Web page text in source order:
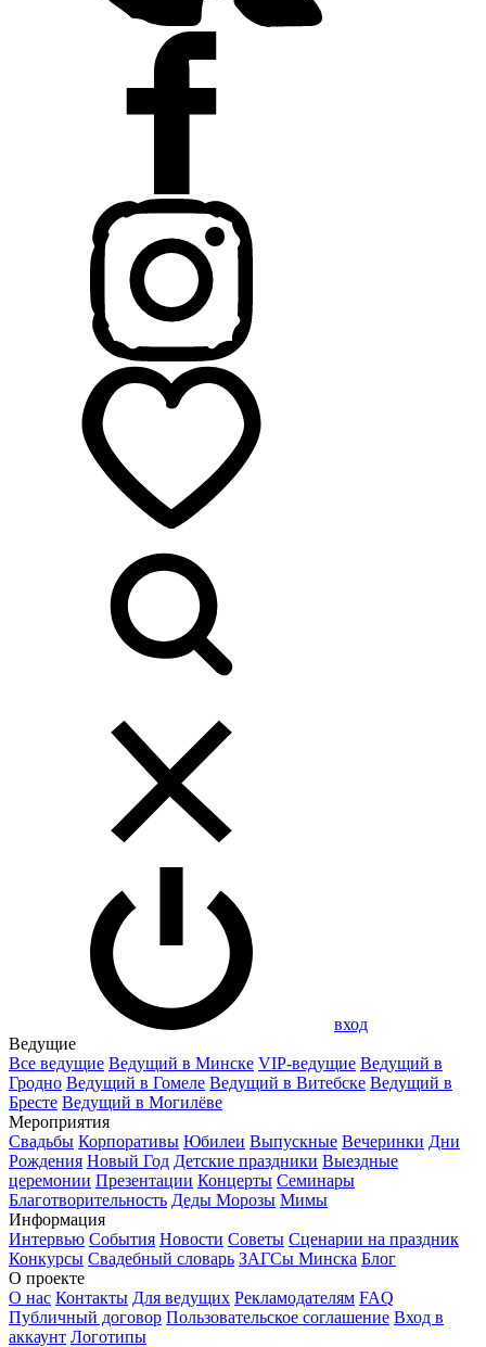
вход
Ведущие
Все ведущие Ведущий в Минске VIP-ведущие Ведущий в
Гродно Ведущий в Гомеле Ведущий в Витебске Ведущий в
Бресте Ведущий в Могилёве
Мероприятия
Свадьбы Корпоративы Юбилеи Выпускные Вечеринки Дни
Рождения Новый Год Детские праздники Выездные
церемонии Презентации Концерты Семинары
Благотворительность Деды Морозы Мимы
Информация
Интервью События Новости Советы Сценарии на праздник
Конкурсы Свадебный словарь ЗАГСы Минска Блог
О проекте
О нас Контакты Для ведущих Рекламодателям FAQ
Публичный договор Пользовательское соглашение Вход в
аккаунт Логотипы